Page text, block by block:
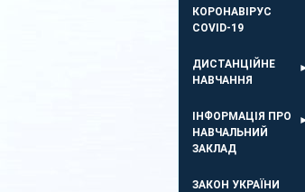
КОРОНАВІРУС
COVID-19
ДИСТАНЦІЙНЕ
НАВЧАННЯ
ІНФОРМАЦІЯ ПРО
НАВЧАЛЬНИЙ
ЗАКЛАД
ЗАКОН УКРАЇНИ